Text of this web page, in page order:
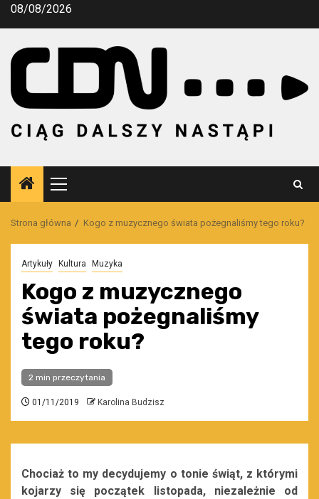
Przejdź
08/08/2026
Menu
główne
Strona główna Kogo z muzycznego świata pożegnaliśmy tego roku?
Artykuły Kultura Muzyka
Kogo z muzycznego
świata pożegnaliśmy
tego roku?
2 min przeczytania
01/11/2019 Karolina Budzisz
Chociaż to my decydujemy o tonie świąt, z którymi
kojarzy się początek listopada, niezależnie od